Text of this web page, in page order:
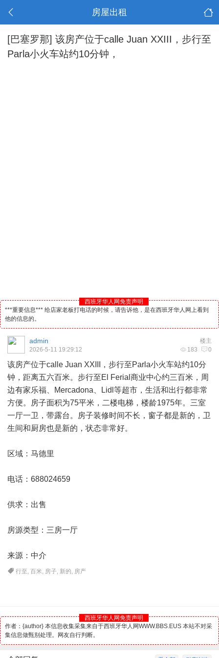
房屋出租
[巴塞罗那] 该房产位于calle Juan XXIII，步行至
Parla小火车站约10分钟，
西班牙华人网免责声明
***重要信息*** 给店家老板打电话的时候，请告诉他，是在西班牙华人网上看到
他的信息的。
楼主
admin
183 0
2026-5-11 19:29:12
该房产位于calle Juan XXIII，步行至Parla小火车站约10分
钟，距离五六百米。步行至El Ferial商业中心约三百米，周
边有家乐福、Mercadona、Lidl等超市，生活和出行都非常
方便。房子面积为75平米，二楼电梯，楼龄1975年。三室
一厅一卫，带露台。房子装修时间不长，窗子都是新的，卫
生间和厨房也是新的，状态非常好。
区域： 马德里
电话：688024659
供求：出售
房源类型：三房一厅
来源：中介
行至,百米, 房子, 新的, 房产
西班牙华人网免责声明
作者：{author} 本信息收集采集来自于西班牙华人网WWW.BBS.EUS 本站不对采
集信息做甄别处理。网友自行判断。